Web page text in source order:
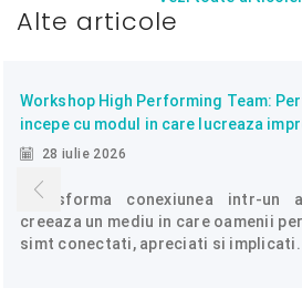
Alte articole
Workshop High Performing Team:
incepe cu modul in care lucreaza
28 iulie 2026
Transforma conexiunea intr-un
creeaza un mediu in care oamenii
simt conectati, apreciati si implicati.